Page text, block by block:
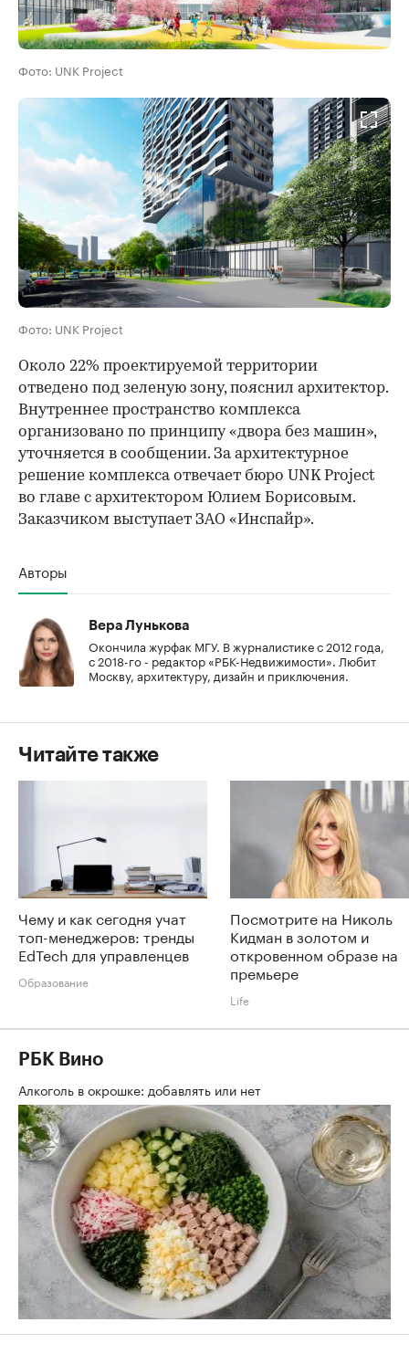
Фото: UNK Project
Фото: UNK Project
Около 22% проектируемой территории
отведено под зеленую зону, пояснил архитектор.
Внутреннее пространство комплекса
организовано по принципу «двора без машин»,
уточняется в сообщении. За архитектурное
решение комплекса отвечает бюро UNK Project
во главе с архитектором Юлием Борисовым.
Заказчиком выступает ЗАО «Инспайр».
Авторы
Вера Лунькова
Окончила журфак МГУ. В журналистике с 2012 года,
с 2018-го - редактор «РБК-Недвижимости». Любит
Москву, архитектуру, дизайн и приключения.
Читайте также
Чему и как сегодня учат
топ-менеджеров: тренды
EdTech для управленцев
Образование
Посмотрите на Николь
Кидман в золотом и
откровенном образе на
премьере
Life
РБК Вино
Алкоголь в окрошке: добавлять или нет